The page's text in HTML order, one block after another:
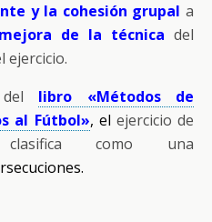
y la cohesión grupal a
mejora de la técnica del
ejercicio.
del libro «Métodos de
al Fútbol», el ejercicio de
como una